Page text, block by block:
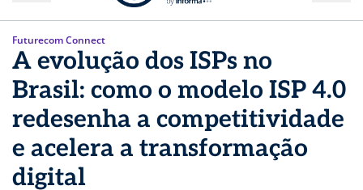
Futurecom Connect
A evolução dos ISPs no
Brasil: como o modelo ISP 4.0
redesenha a competitividade
e acelera a transformação
digital